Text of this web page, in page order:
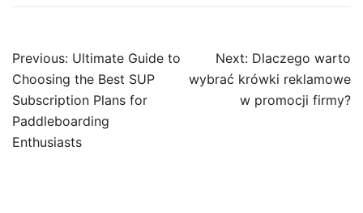
Post
navigation
Previous: Ultimate Guide to
Choosing the Best SUP
Subscription Plans for
Paddleboarding
Enthusiasts
Next: Dlaczego warto
wybrać krówki reklamowe
w promocji firmy?